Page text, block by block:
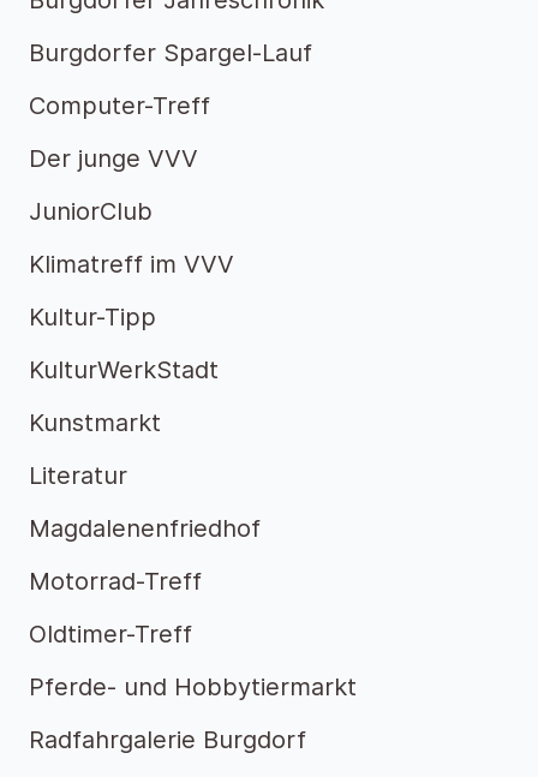
Burgdorfer Spargel-Lauf
Computer-Treff
Der junge VVV
JuniorClub
Klimatreff im VVV
Kultur-Tipp
KulturWerkStadt
Kunstmarkt
Literatur
Magdalenenfriedhof
Motorrad-Treff
Oldtimer-Treff
Pferde- und Hobbytiermarkt
Radfahrgalerie Burgdorf